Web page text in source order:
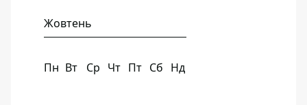
Жовтень
Пн Вт Ср Чт Пт Сб Нд